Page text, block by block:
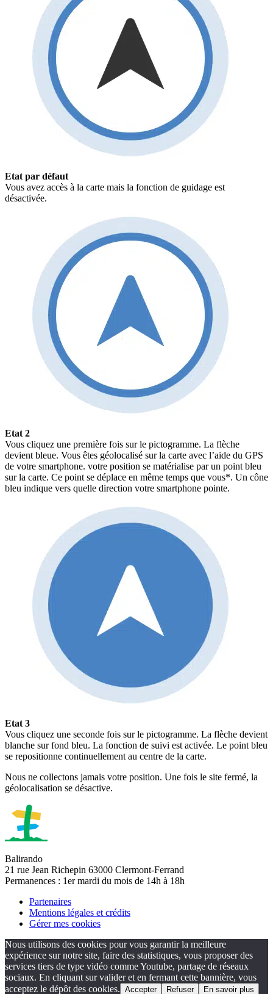
Etat par défaut
Vous avez accès à la carte mais la fonction de guidage est
désactivée.
Etat 2
Vous cliquez une première fois sur le pictogramme. La flèche
devient bleue. Vous êtes géolocalisé sur la carte avec l’aide du GPS
de votre smartphone. votre position se matérialise par un point bleu
sur la carte. Ce point se déplace en même temps que vous*. Un cône
bleu indique vers quelle direction votre smartphone pointe.
Etat 3
Vous cliquez une seconde fois sur le pictogramme. La flèche devient
blanche sur fond bleu. La fonction de suivi est activée. Le point bleu
se repositionne continuellement au centre de la carte.
Nous ne collectons jamais votre position. Une fois le site fermé, la
géolocalisation se désactive.
Balirando
21 rue Jean Richepin 63000 Clermont-Ferrand
Permanences : 1er mardi du mois de 14h à 18h
Partenaires
Mentions légales et crédits
Gérer mes cookies
Nous utilisons des cookies pour vous garantir la meilleure
expérience sur notre site, faire des statistiques, vous proposer des
services tiers de type vidéo comme Youtube, partage de réseaux
sociaux. En cliquant sur valider et en fermant cette bannière, vous
acceptez le dépôt des cookies. Accepter Refuser En savoir plus